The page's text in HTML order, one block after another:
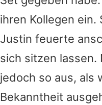
ihren Kollegen
Justin feuerte
sich sitzen lassen.
jedoch so aus, als
Bekanntheit